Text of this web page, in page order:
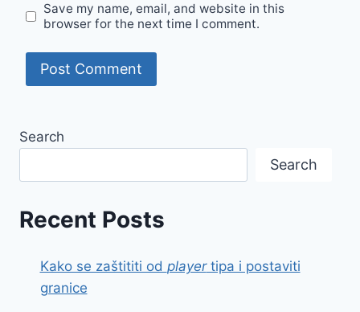
Save my name, email, and website in this
browser for the next time I comment.
Search
Search
Recent Posts
Kako se zaštititi od playertipa i postaviti
granice